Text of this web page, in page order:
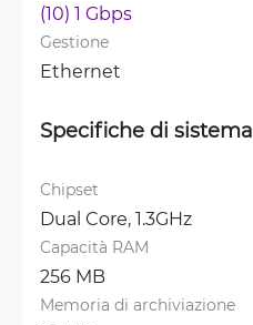
(10) 1 Gbps
Gestione
Ethernet
Specifiche di sistema
Chipset
Dual Core, 1.3GHz
Capacità RAM
256 MB
Memoria di archiviazione